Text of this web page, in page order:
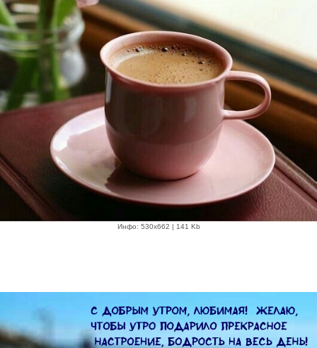
Инфо: 530х662 | 141 Kb